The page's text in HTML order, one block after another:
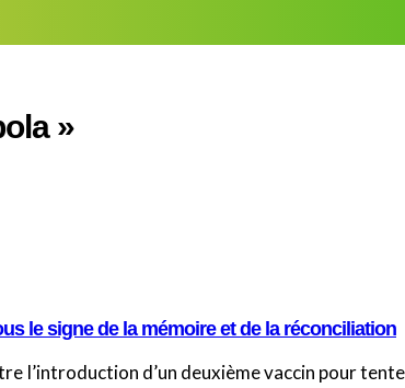
»
le signe de la mémoire et de la réconciliation
l’introduction d’un deuxième vaccin pour